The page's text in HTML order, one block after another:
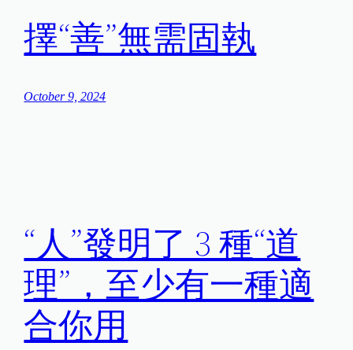
擇“善”無需固執
October 9, 2024
“人”發明了 3 種“道
理”，至少有一種適
合你用